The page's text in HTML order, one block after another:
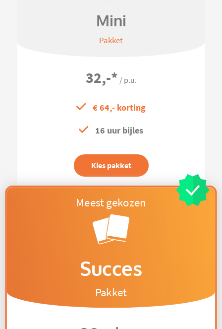
Mini
Pakket
32,-* / p.u.
€ 64,- korting
16 uur bijles
Kies pakket
Succes
Pakket